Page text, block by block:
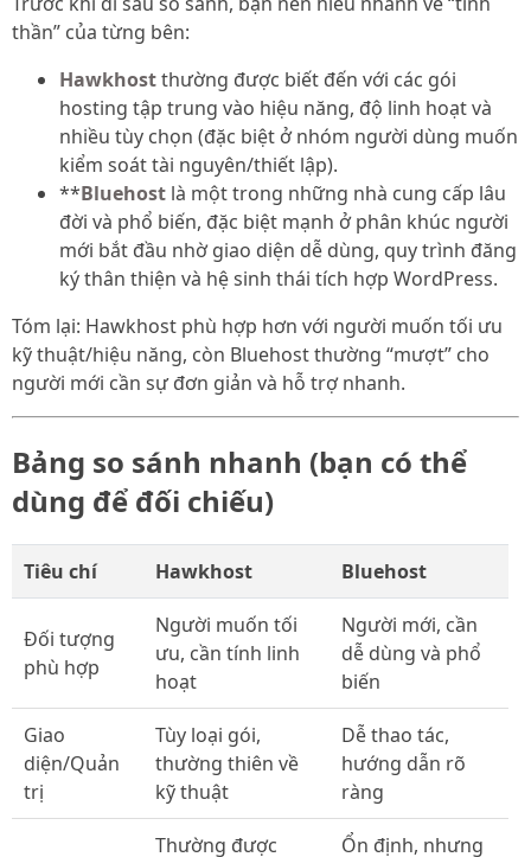
thần” của từng bên:
Hawkhostthường được biết đến với các gói
hosting tập trung vào hiệu năng, độ linh hoạt và
nhiều tùy chọn (đặc biệt ở nhóm người dùng muốn
kiểm soát tài nguyên/thiết lập).
**Bluehost là một trong những nhà cung cấp lâu
đời và phổ biến, đặc biệt mạnh ở phân khúc người
mới bắt đầu nhờ giao diện dễ dùng, quy trình đăng
ký thân thiện và hệ sinh thái tích hợp WordPress.
Tóm lại: Hawkhost phù hợp hơn với người muốn tối ưu
kỹ thuật/hiệu năng, còn Bluehost thường “mượt” cho
người mới cần sự đơn giản và hỗ trợ nhanh.
Bảng so sánh nhanh (bạn có thể
dùng để đối chiếu)
Tiêu chí Hawkhost Bluehost
Đối tượng
phù hợp
Người muốn tối
ưu, cần tính linh
hoạt
Người mới, cần
dễ dùng và phổ
biến
Giao
diện/Quản
trị
Tùy loại gói,
thường thiên về
kỹ thuật
Dễ thao tác,
hướng dẫn rõ
ràng
Thường được
Ổn định, nhưng